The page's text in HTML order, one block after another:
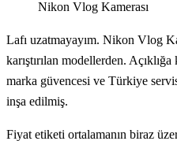
Nikon Vlog Kamerası
Lafı uzatmayayım. Nikon Vlog
karıştırılan modellerden.
marka güvencesi ve Türkiye
inşa edilmiş.
Fiyat etiketi ortalamanın biraz